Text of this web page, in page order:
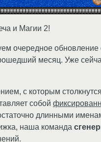
и Магии 2!
очередное
месяц. Уже
с которым
собой
длинными
наша команда